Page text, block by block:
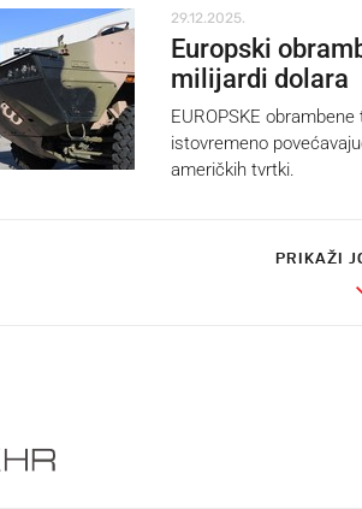
29.12.2025.
Europski
milijardi dolara
EUROPSKE
istovremeno
američkih tvrtki.
PRIKAŽI